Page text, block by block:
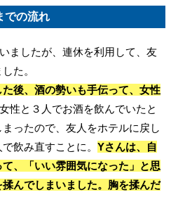
での流れ
ましたが、連休を利用して、友
た。
後、酒の勢いも手伝って、女性
性と３人でお酒を飲んでいたと
ったので、友人をホテルに戻し
飲み直すことに。 Yさんは、自
、「いい雰囲気になった」と思
んでしまいました。胸を揉んだ